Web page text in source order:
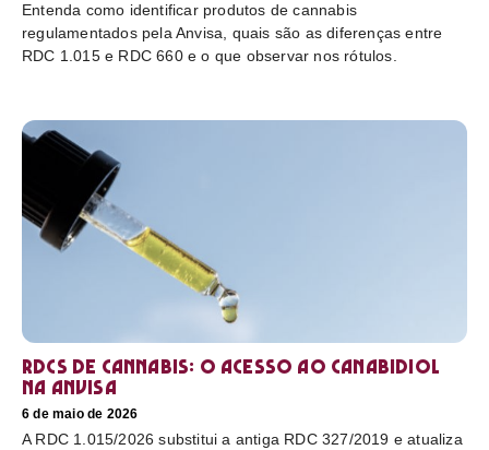
Entenda como identificar produtos de cannabis
regulamentados pela Anvisa, quais são as diferenças entre
RDC 1.015 e RDC 660 e o que observar nos rótulos.
RDCs de cannabis: o acesso ao canabidiol
na Anvisa
6 de maio de 2026
A RDC 1.015/2026 substitui a antiga RDC 327/2019 e atualiza